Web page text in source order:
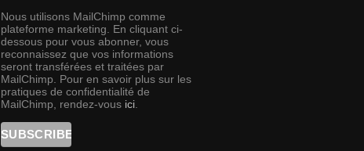
Nous utilisons MailChimp comme
plateforme marketing. En cliquant ci-
dessous pour vous abonner, vous
reconnaissez que vos informations
seront transférées et traitées par
MailChimp. Pour en savoir plus sur les
pratiques de confidentialité de
MailChimp, rendez-vous ici.